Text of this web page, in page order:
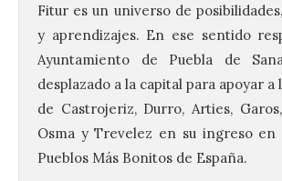
Fitur es un universo de
y aprendizajes. En ese sentido
Ayuntamiento de Puebla de
desplazado a la capital para apoyar a
de Castrojeriz, Durro, Arties,
Osma y Trevelez en su ingreso en
Pueblos Más Bonitos de España.